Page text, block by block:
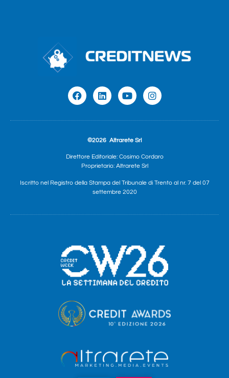
©2026 Altrarete Srl
Direttore Editoriale: Cosimo Cordaro
Proprietario: Altrarete Srl
Iscritto nel Registro della Stampa del Tribunale di Trento al nr. 7 del 07
settembre 2020